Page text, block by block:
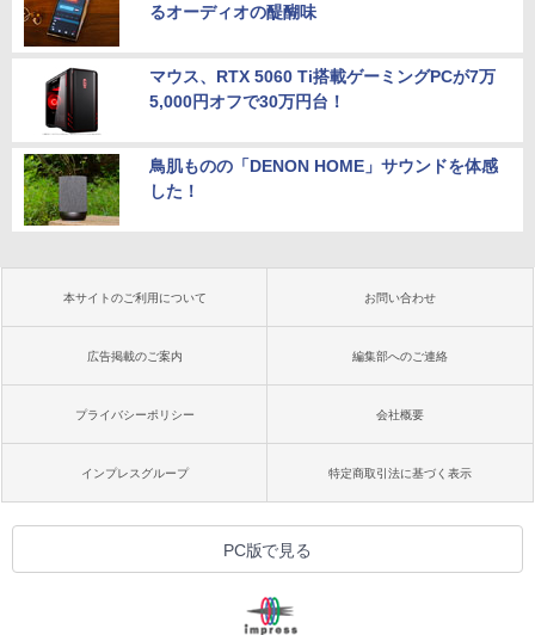
るオーディオの醍醐味
マウス、RTX 5060 Ti搭載ゲーミングPCが7万
5,000円オフで30万円台！
鳥肌ものの「DENON HOME」サウンドを体感
した！
本サイトのご利用について お問い合わせ
広告掲載のご案内 編集部へのご連絡
プライバシーポリシー 会社概要
インプレスグループ 特定商取引法に基づく表示
PC版で見る